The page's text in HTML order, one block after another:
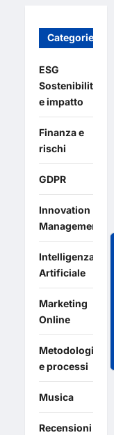
Categories
ESG
Sostenibilità
e impatto
Finanza e
rischi
GDPR
Innovation
Management
Intelligenza
Artificiale
Marketing
Online
Metodologie
e processi
Musica
Recensioni